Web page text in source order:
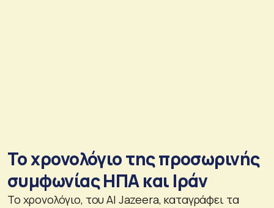
Το χρονολόγιο της προσωρινής
συμφωνίας ΗΠΑ και Ιράν
Το χρονολόγιο, του Al Jazeera, καταγράφει τα